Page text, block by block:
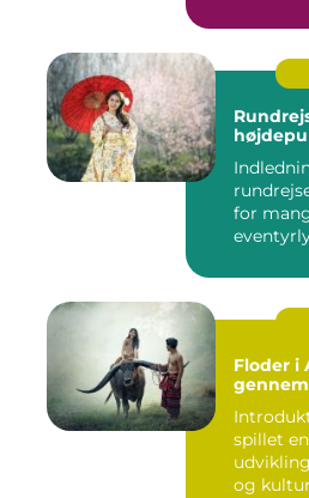
for
Floder i
spillet
og